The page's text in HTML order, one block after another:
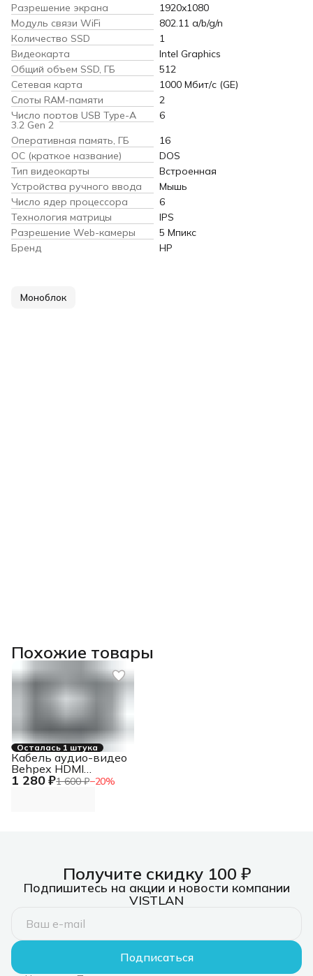
Разрешение экрана
1920x1080
Модуль связи WiFi
802.11 a/b/g/n
Количество SSD
1
Видеокарта
Intel Graphics
Общий объем SSD, ГБ
512
Сетевая карта
1000 Мбит/с (GE)
Слоты RAM-памяти
2
Число портов USB Type-A
3.2 Gen 2
6
Оперативная память, ГБ
16
ОС (краткое название)
DOS
Тип видеокарты
Встроенная
Устройства ручного ввода
Мышь
Число ядер процессора
6
Технология матрицы
IPS
Разрешение Web-камеры
5 Мпикс
Бренд
HP
Моноблок
Похожие товары
Осталась 1 штука
1 280 ₽1 600 ₽−20%
Кабель аудио-видео
Behpex HDMI
(m)/HDMI (m)
Получите скидку 100 ₽
Подпишитесь на акции и новости компании
VISTLAN
Подписаться